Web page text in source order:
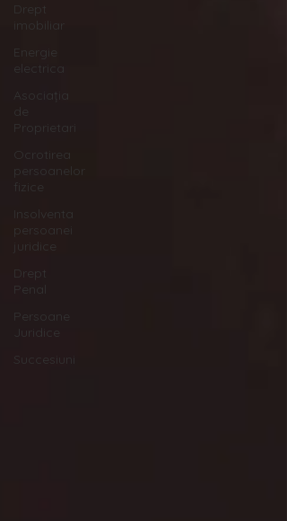
Drept
imobiliar
Energie
electrica
Asociația
de
Proprietari
Ocrotirea
persoanelor
fizice
Insolventa
persoanei
juridice
Drept
Penal
Persoane
Juridice
Succesiuni